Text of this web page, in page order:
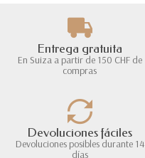
Entrega gratuita
En Suiza a partir de 150 CHF de
compras
Devoluciones fáciles
Devoluciones posibles durante 14
días